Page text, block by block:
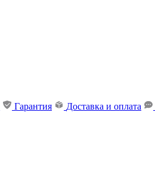
Гарантия Доставка и оплата